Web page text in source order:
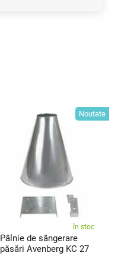
Noutate
în stoc
Pâlnie de sângerare
păsări Avenberg KC 27